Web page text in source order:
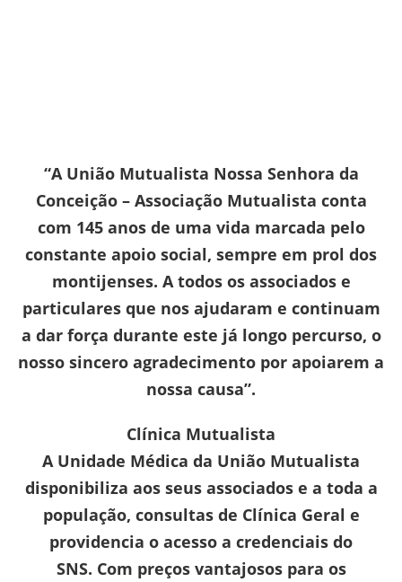
“A União Mutualista Nossa Senhora da
Conceição – Associação Mutualista conta
com 145 anos de uma vida marcada pelo
constante apoio social, sempre em prol dos
montijenses. A todos os associados e
particulares que nos ajudaram e continuam
a dar força durante este já longo percurso, o
nosso sincero agradecimento por apoiarem a
nossa causa”.
Clínica Mutualista
A Unidade Médica da União Mutualista
disponibiliza aos seus associados e a toda a
população, consultas de Clínica Geral e
providencia o acesso a credenciais do
SNS. Com preços vantajosos para os